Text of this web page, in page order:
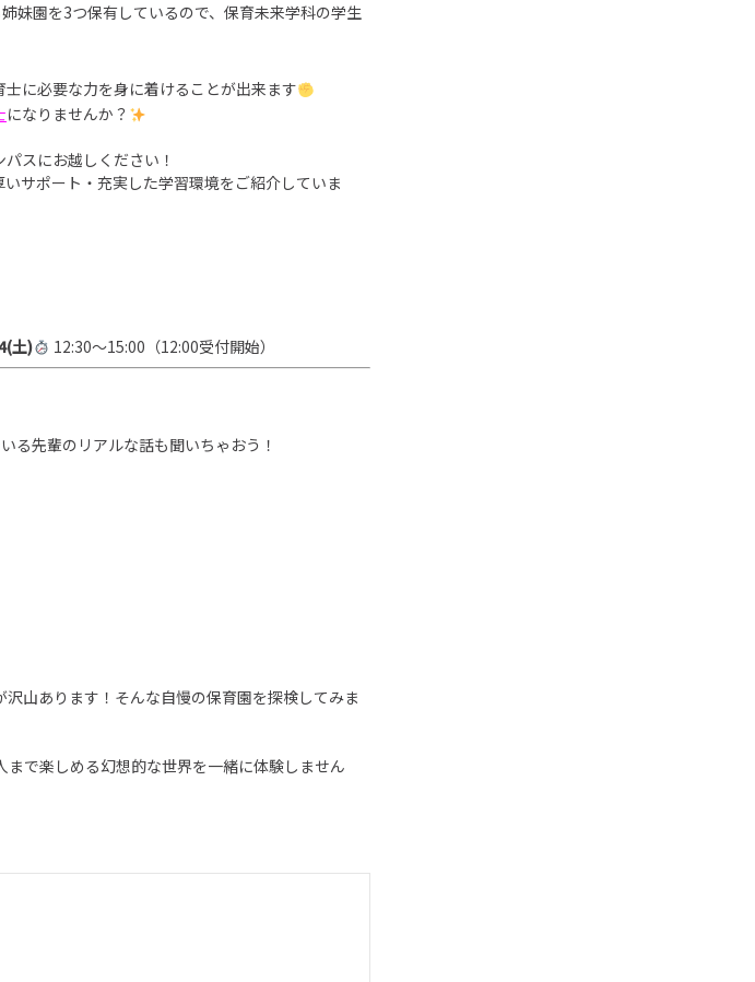
妹園を3つ保有しているので、保育未来学科の学生
士に必要な力を身に着けることが出来ます
になりませんか？
スにお越しください！
サポート・充実した学習環境をご紹介していま
土) 12:30～15:00（12:00受付開始）
る先輩のリアルな話も聞いちゃおう！
山あります！そんな自慢の保育園を探検してみま
まで楽しめる幻想的な世界を一緒に体験しません